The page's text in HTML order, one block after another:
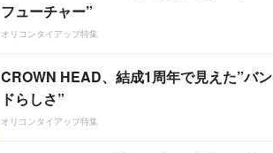
フューチャー”
オリコンタイアップ特集
CROWN HEAD、結成1周年で見えた”バン
ドらしさ”
オリコンタイアップ特集